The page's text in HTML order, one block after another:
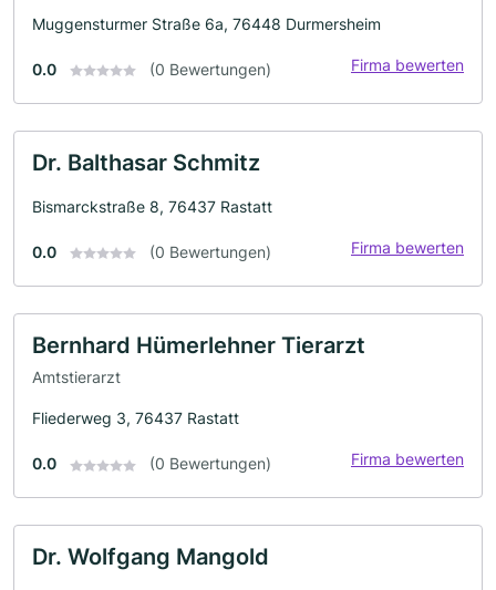
Muggensturmer Straße 6a, 76448 Durmersheim
0.0 (0 Bewertungen) Firma bewerten
Dr. Balthasar Schmitz
Bismarckstraße 8, 76437 Rastatt
0.0 (0 Bewertungen) Firma bewerten
Bernhard Hümerlehner Tierarzt
Amtstierarzt
Fliederweg 3, 76437 Rastatt
0.0 (0 Bewertungen) Firma bewerten
Dr. Wolfgang Mangold